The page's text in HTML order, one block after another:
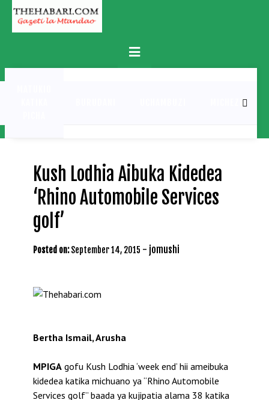
Skip
content
Primary
Menu
MICHEZO
Kush Lodhia Aibuka Kidedea
‘Rhino Automobile Services
golf’
Posted on: September 14, 2015 - jomushi
Bertha Ismail, Arusha
MPIGA gofu Kush Lodhia ‘week end’ hii ameibuka
kidedea katika michuano ya “Rhino Automobile
Services golf” baada ya kujipatia alama 38 katika